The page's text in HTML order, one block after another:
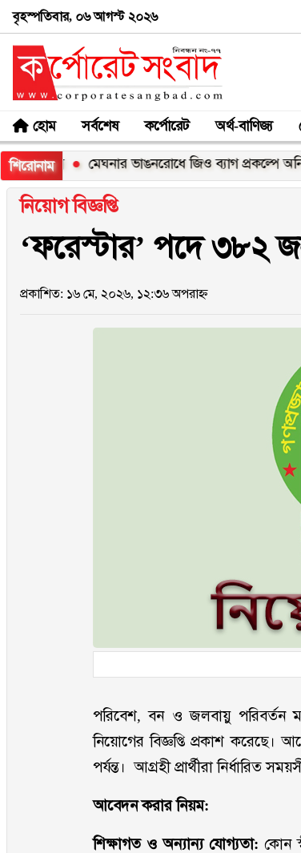
বৃহস্পতিবার, ০৬ আগস্ট ২০২৬
হোম সর্বশেষ কর্পোরেট অর্থ-বাণিজ্য
শিরোনামমেঘনার ভাঙনরোধে জিও ব্যাগ প্রকল্পে অনিয়মের
নিয়োগ বিজ্ঞপ্তি
‘ফরেস্টার’ পদে ৩৮২
প্রকাশিত: ১৬ মে, ২০২৬, ১২:৩৬ অপরাহ্ন
পরিবেশ, বন ও জলবায়ু পরিবর্তন
নিয়োগের বিজ্ঞপ্তি প্রকাশ
পর্যন্ত। আগ্রহী প্রার্থীরা নির্ধারিত
আবেদন করার নিয়ম:
শিক্ষাগত ও অন্যান্য যোগ্যতা:কোন